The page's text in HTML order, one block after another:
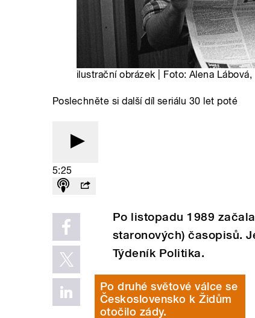
ilustrační obrázek | Foto: Alena Lábová,
Poslechněte si další díl seriálu 30 let poté
5:25
Po listopadu 1989
staronových) časopisů.
Týdeník Politika.
Po druhé světové válce se
Československo k Židům
otočilo zády.